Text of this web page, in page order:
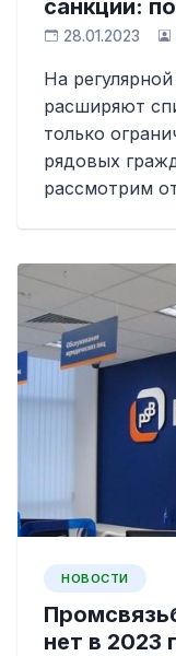
санкции:
28.01.2023
На
расширяют
только
рядовых
рассмотрим
НОВОСТИ
нет в 2023